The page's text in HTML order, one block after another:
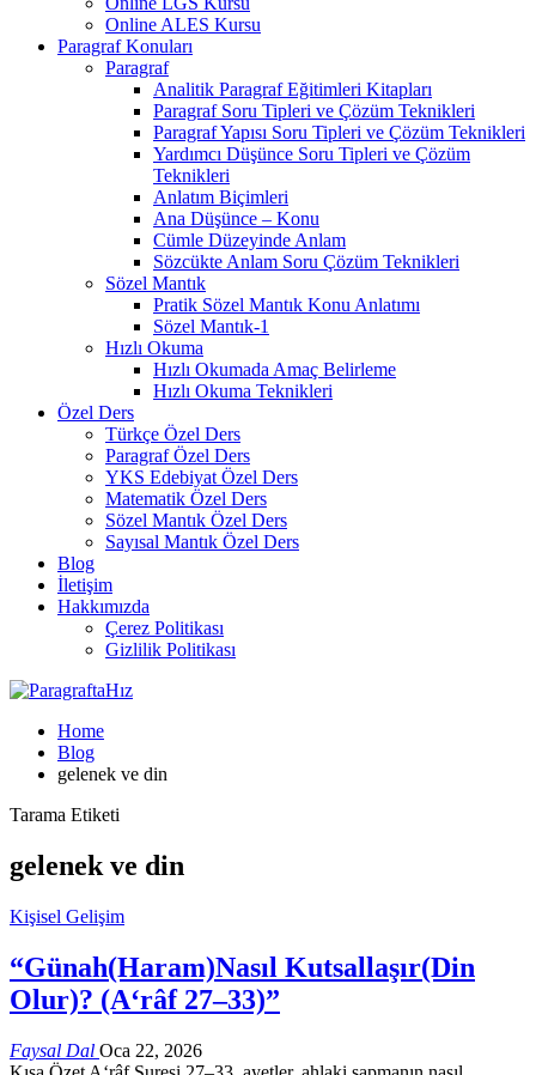
Online ALES Kursu
Paragraf Konuları
Paragraf
Analitik Paragraf Eğitimleri Kitapları
Paragraf Soru Tipleri ve Çözüm Teknikleri
Paragraf Yapısı Soru Tipleri ve Çözüm Teknikleri
Yardımcı Düşünce Soru Tipleri ve Çözüm
Teknikleri
Anlatım Biçimleri
Ana Düşünce – Konu
Cümle Düzeyinde Anlam
Sözcükte Anlam Soru Çözüm Teknikleri
Sözel Mantık
Pratik Sözel Mantık Konu Anlatımı
Sözel Mantık-1
Hızlı Okuma
Hızlı Okumada Amaç Belirleme
Hızlı Okuma Teknikleri
Özel Ders
Türkçe Özel Ders
Paragraf Özel Ders
YKS Edebiyat Özel Ders
Matematik Özel Ders
Sözel Mantık Özel Ders
Sayısal Mantık Özel Ders
Blog
İletişim
Hakkımızda
Çerez Politikası
Gizlilik Politikası
Home
Blog
gelenek ve din
Tarama Etiketi
gelenek ve din
Kişisel Gelişim
“Günah(Haram)Nasıl Kutsallaşır(Din
Olur)? (A‘râf 27–33)”
Faysal Dal Oca 22, 2026